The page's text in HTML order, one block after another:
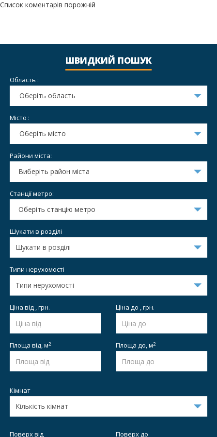
Список коментарів порожній
ШВИДКИЙ ПОШУК
Область :
Оберіть область
Місто :
Оберіть місто
Райони міста:
Виберіть район міста
Станції метро:
Оберіть станцію метро
Шукати в розділі
Типи нерухомості
Ціна від , грн. Ціна до , грн.
Площа від,м2 Площа до,м2
Кімнат
Поверх від Поверх до